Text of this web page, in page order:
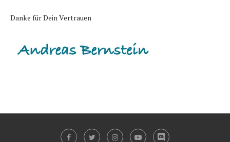
Danke für Dein Vertrauen